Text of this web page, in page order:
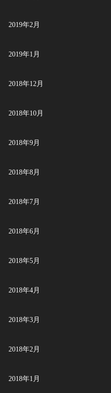
2019年2月
2019年1月
2018年12月
2018年10月
2018年9月
2018年8月
2018年7月
2018年6月
2018年5月
2018年4月
2018年3月
2018年2月
2018年1月